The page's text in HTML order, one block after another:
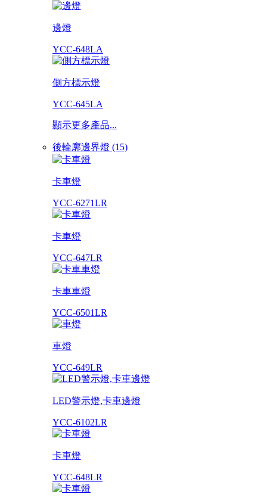
邊燈
YCC-648LA
側方標示燈
YCC-645LA
顯示更多產品...
後輪廓邊界燈 (15)
卡車燈
YCC-6271LR
卡車燈
YCC-647LR
卡車車燈
YCC-6501LR
車燈
YCC-649LR
LED警示燈,卡車邊燈
YCC-6102LR
卡車燈
YCC-648LR